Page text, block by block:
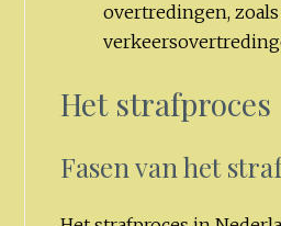
overtredingen, zoals
Het strafproces
Fasen van het